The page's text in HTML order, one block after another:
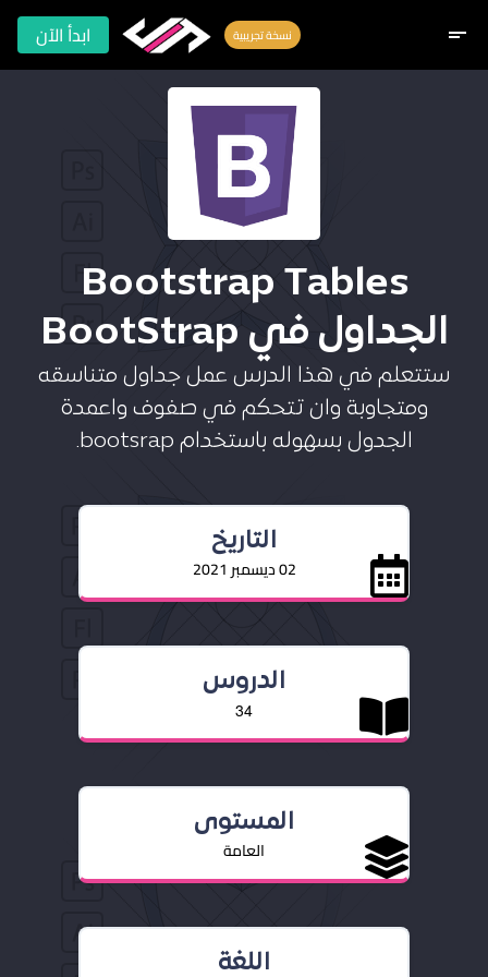
short_text نسخة تجريبية ابدأ الآن
Bootstrap Tables
الجداول في BootStrap
ستتعلم في هذا الدرس عمل جداول متناسقه
ومتجاوبة وان تتحكم في صفوف واعمدة
الجدول بسهوله باستخدام bootsrap.
التاريخ
02 ديسمبر 2021
الدروس
34
المستوى
العامة
اللغة